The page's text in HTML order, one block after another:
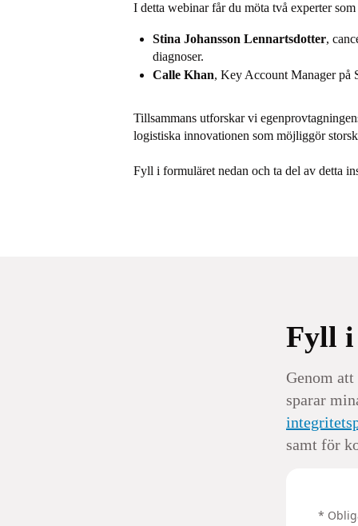
I detta webinar får du möta två experter
Stina Johansson Lennartsdotter,
diagnoser.
Calle Khan, Key Account Manager på
Tillsammans utforskar vi
logistiska innovationen som möjliggör
Fyll i formuläret nedan och ta del av detta
Fyll i
Genom
sparar
samt för
‌*